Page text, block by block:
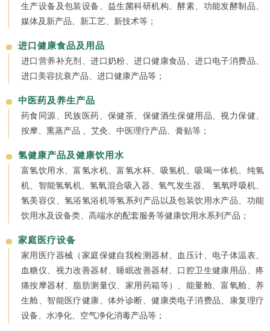
生产设备及包装设备、益生菌科研机构、酵素、功能发酵制品、
媒体及新产品、新工艺、新技术等；
进口健康食品及用品
进口营养补充剂、进口奶粉、进口健康食品、进口电子消费品、
进口美容抗衰产品、进口健康产品等；
中医药及养生产品
药食同源、民族医药、保健茶、保健酒生保健用品、视力保健、
按摩、熏蒸产品 、艾灸、中医理疗产品、膏贴等；
氢健康产品及健康饮用水
富氢饮用水、富氢水机、富氢水杯、吸氢机、吸喝一体机、纯氢
机、智能氢氧机、氢氧混合吸入器、氢气发生器、 氢氧呼吸机、
氢美容仪、氢浴氢浴机等氢系列产品以及包装饮用水产品、功能
饮用水及设备类、高端水的配套服务等健康饮用水系列产品；
家庭医疗设备
家用医疗器械（家庭保健自我检测器材、血压计、电子体温表、
血糖仪、视力改善器材、睡眠改善器材、口腔卫生健康用品、疼
痛按摩器材、脂肪测量仪、家用药箱等）、能量舱、富氧舱、养
生舱、智能医疗健康、体外诊断、健康类电子消费品、康复理疗
设备、水净化、空气净化消毒产品等；